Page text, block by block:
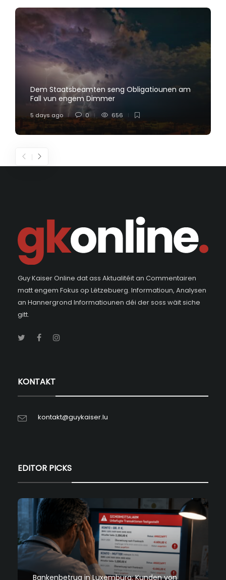
Dem Staatsbeamten seng Obligatiounen am
Fall vun engem Dimmer
5 days ago 0 656
Guy Kaiser Online dat ass Aktualitéit an Commentairen
matt engem Fokus op Lëtzebuerg. Informatioun, Analysen
an Hannergrond Informatiounen déi der soss wäit siche
gitt.
KONTAKT
kontakt@guykaiser.lu
EDITOR PICKS
Bankenbetrug in Luxemburg: Kunden von